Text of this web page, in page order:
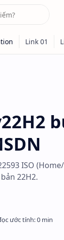
ISO
22H2.